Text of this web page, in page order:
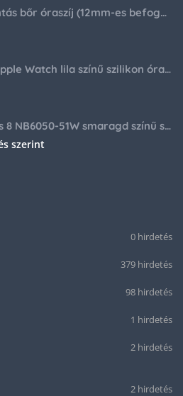
Krokodil mintás bőr óraszíj (12mm-es befogóval rendelkező órához)
Halloween Apple Watch lila színű szilikon óraszíj
Citizen series 8 NB6050-51W smaragd színű számlappal
szerint
0 hirdetés
379 hirdetés
98 hirdetés
1 hirdetés
2 hirdetés
2 hirdetés